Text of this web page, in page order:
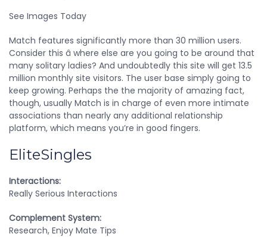
See Images Today
Match features significantly more than 30 million users.
Consider this â where else are you going to be around that
many solitary ladies? And undoubtedly this site will get 13.5
million monthly site visitors. The user base simply going to
keep growing. Perhaps the the majority of amazing fact,
though, usually Match is in charge of even more intimate
associations than nearly any additional relationship
platform, which means you’re in good fingers.
EliteSingles
Interactions:
Really Serious Interactions
Complement System:
Research, Enjoy Mate Tips